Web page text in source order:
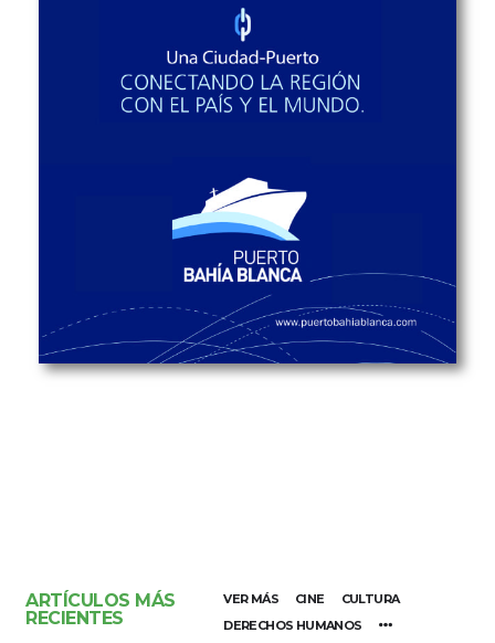
ARTÍCULOS MÁS
RECIENTES
VER MÁS CINE
CULTURA
DERECHOS HUMANOS